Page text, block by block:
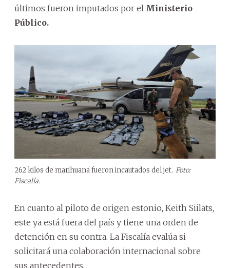
últimos fueron imputados por el Ministerio
Público.
262 kilos de marihuana fueron incautados del jet. Foto:
Fiscalía.
En cuanto al piloto de origen estonio, Keith Siilats,
este ya está fuera del país y tiene una orden de
detención en su contra. La Fiscalía evalúa si
solicitará una colaboración internacional sobre
sus antecedentes.